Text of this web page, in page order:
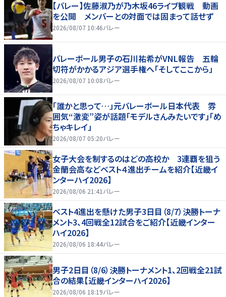
【バレー】佐藤淑乃が乃木坂46ライブ観戦 動画
を公開 メンバーとの対面では固まって話せず
2026/08/07 10:46バレー
バレーボール男子の石川祐希がVNL報告 五輪
切符がかかるアジア選手権へ「そしてここから」
2026/08/07 10:08バレー
「誰かと思って…」元バレーボール日本代表 雰
囲気“激変”姿が話題「モデルさんみたいです」「め
ちゃキレイ」
2026/08/07 05:20バレー
女子大会を制するのはどの高校か 3連覇を狙う
金蘭会高などベスト４進出チームを紹介【近畿イ
ンターハイ2026】
2026/08/06 21:41 バレー
ベスト4進出を懸けた男子3日目（8/7）決勝トーナ
メント3、4回戦全12試合をご紹介【近畿インター
ハイ2026】
2026/08/06 18:44バレー
男子2日目（8/6）決勝トーナメント1、2回戦全21試
合の結果【近畿インターハイ2026】
2026/08/06 18:19バレー